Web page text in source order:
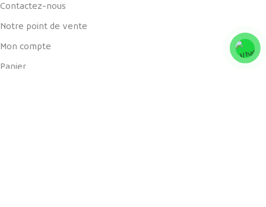
Contactez-nous
Notre point de vente
Mon compte
Panier